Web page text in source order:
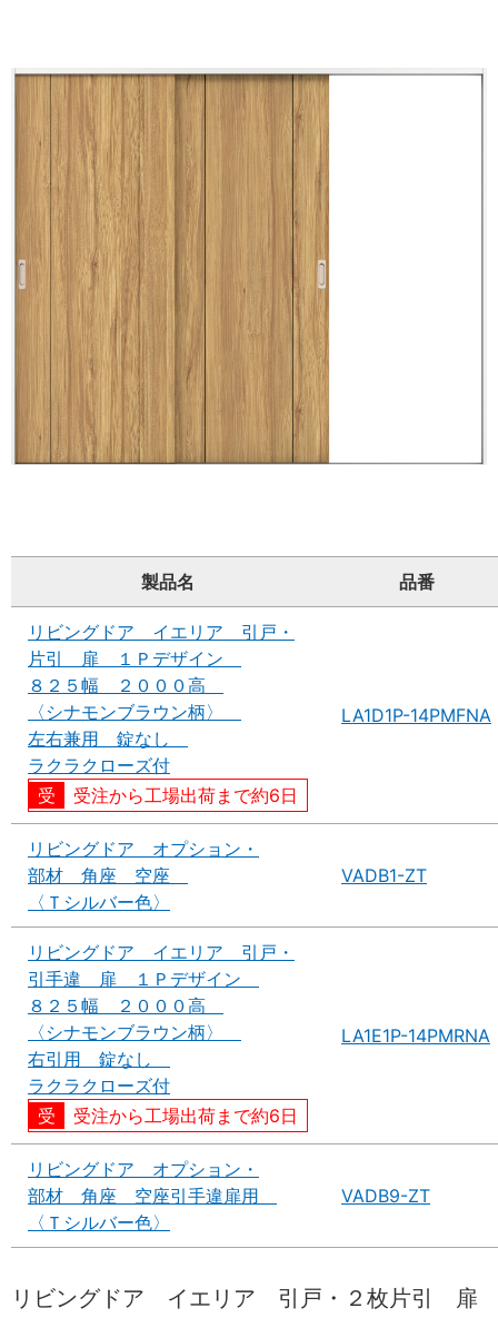
製品名 品番
リビングドア イエリア 引戸・
片引 扉 １Ｐデザイン
８２５幅 ２０００高
〈シナモンブラウン柄〉
左右兼用 錠なし
ラクラクローズ付
受注から工場出荷まで約6日
LA1D1P-14PMFNA
リビングドア オプション・
部材 角座 空座
〈Ｔシルバー色〉
VADB1-ZT
リビングドア イエリア 引戸・
引手違 扉 １Ｐデザイン
８２５幅 ２０００高
〈シナモンブラウン柄〉
右引用 錠なし
ラクラクローズ付
受注から工場出荷まで約6日
LA1E1P-14PMRNA
リビングドア オプション・
部材 角座 空座引手違扉用
〈Ｔシルバー色〉
VADB9-ZT
リビングドア イエリア 引戸・２枚片引 扉